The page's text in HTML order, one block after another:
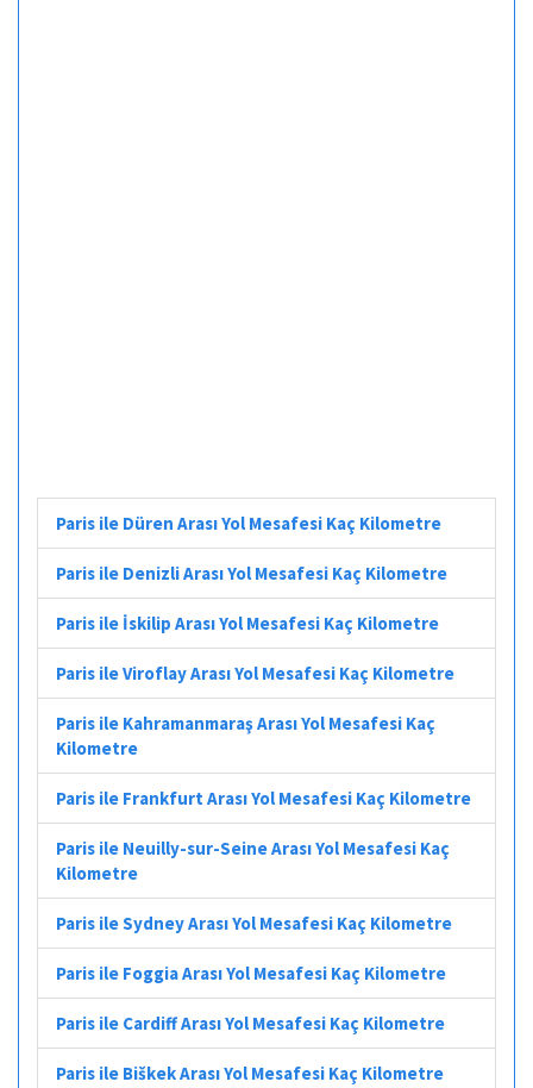
Paris ile Düren Arası Yol Mesafesi Kaç Kilometre
Paris ile Denizli Arası Yol Mesafesi Kaç Kilometre
Paris ile İskilip Arası Yol Mesafesi Kaç Kilometre
Paris ile Viroflay Arası Yol Mesafesi Kaç Kilometre
Paris ile Kahramanmaraş Arası Yol Mesafesi Kaç
Kilometre
Paris ile Frankfurt Arası Yol Mesafesi Kaç Kilometre
Paris ile Neuilly-sur-Seine Arası Yol Mesafesi Kaç
Kilometre
Paris ile Sydney Arası Yol Mesafesi Kaç Kilometre
Paris ile Foggia Arası Yol Mesafesi Kaç Kilometre
Paris ile Cardiff Arası Yol Mesafesi Kaç Kilometre
Paris ile Biškek Arası Yol Mesafesi Kaç Kilometre